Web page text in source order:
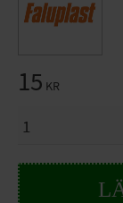
15 KR